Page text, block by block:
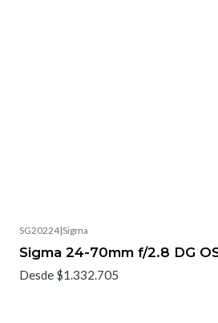
SG20224|Sigma
Sigma 24-70mm f/2.8 DG
Desde $1.332.705